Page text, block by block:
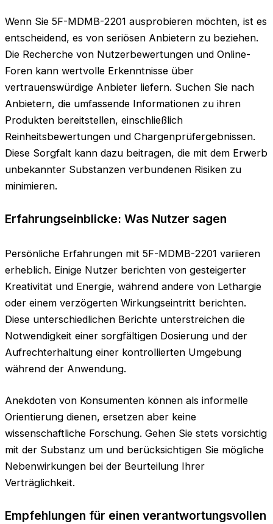
Wenn Sie 5F-MDMB-2201 ausprobieren möchten, ist es
entscheidend, es von seriösen Anbietern zu beziehen.
Die Recherche von Nutzerbewertungen und Online-
Foren kann wertvolle Erkenntnisse über
vertrauenswürdige Anbieter liefern. Suchen Sie nach
Anbietern, die umfassende Informationen zu ihren
Produkten bereitstellen, einschließlich
Reinheitsbewertungen und Chargenprüfergebnissen.
Diese Sorgfalt kann dazu beitragen, die mit dem Erwerb
unbekannter Substanzen verbundenen Risiken zu
minimieren.
Erfahrungseinblicke: Was Nutzer sagen
Persönliche Erfahrungen mit 5F-MDMB-2201 variieren
erheblich. Einige Nutzer berichten von gesteigerter
Kreativität und Energie, während andere von Lethargie
oder einem verzögerten Wirkungseintritt berichten.
Diese unterschiedlichen Berichte unterstreichen die
Notwendigkeit einer sorgfältigen Dosierung und der
Aufrechterhaltung einer kontrollierten Umgebung
während der Anwendung.
Anekdoten von Konsumenten können als informelle
Orientierung dienen, ersetzen aber keine
wissenschaftliche Forschung. Gehen Sie stets vorsichtig
mit der Substanz um und berücksichtigen Sie mögliche
Nebenwirkungen bei der Beurteilung Ihrer
Verträglichkeit.
Empfehlungen für einen verantwortungsvollen